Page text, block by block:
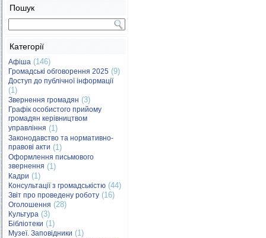
Пошук
Категорії
Афіша (146)
Громадські обговорення 2025 (9)
Доступ до публічної інформації
(1)
Звернення громадян (3)
Графік особистого прийому
громадян керівництвом
управління (1)
Законодавство та нормативно-
правові акти (1)
Оформлення письмового
звернення (1)
Кадри (1)
Консультації з громадськістю (44)
Звіт про проведену роботу (16)
Оголошення (28)
Культура (3)
Бібліотеки (1)
Музеї. Заповідники (1)